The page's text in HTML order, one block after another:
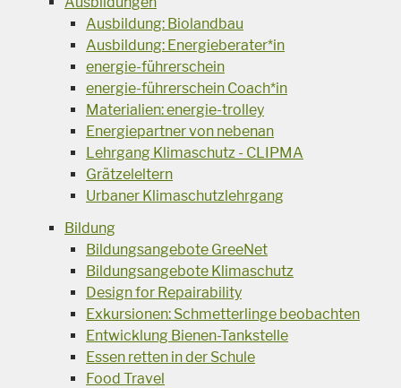
Ausbildung: Biolandbau
Ausbildung: Energieberater*in
energie-führerschein
energie-führerschein Coach*in
Materialien: energie-trolley
Energiepartner von nebenan
Lehrgang Klimaschutz - CLIPMA
Grätzeleltern
Urbaner Klimaschutzlehrgang
Bildung
Bildungsangebote GreeNet
Bildungsangebote Klimaschutz
Design for Repairability
Exkursionen: Schmetterlinge beobachten
Entwicklung Bienen-Tankstelle
Essen retten in der Schule
Food Travel